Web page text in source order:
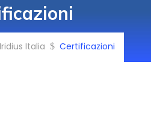
Iridius Italia $ Certificazioni